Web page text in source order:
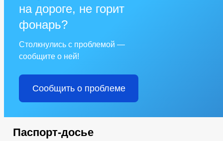
на дороге, не горит
фонарь?
Столкнулись с проблемой —
сообщите о ней!
Сообщить о проблеме
Паспорт-досье